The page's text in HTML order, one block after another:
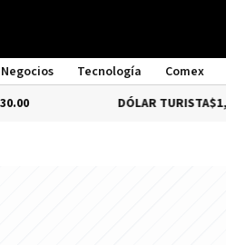
Negocios Tecnología
Comex
DÓLAR TURISTA$1,976.00